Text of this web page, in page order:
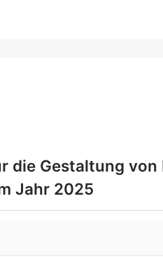
die Gestaltung
Jahr 2025